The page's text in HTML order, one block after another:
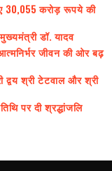
30,055 करोड़ रूपये की
डॉ. यादव
जीवन की ओर बढ़
श्री टेटवाल और श्री
पर दी श्रद्धांजलि